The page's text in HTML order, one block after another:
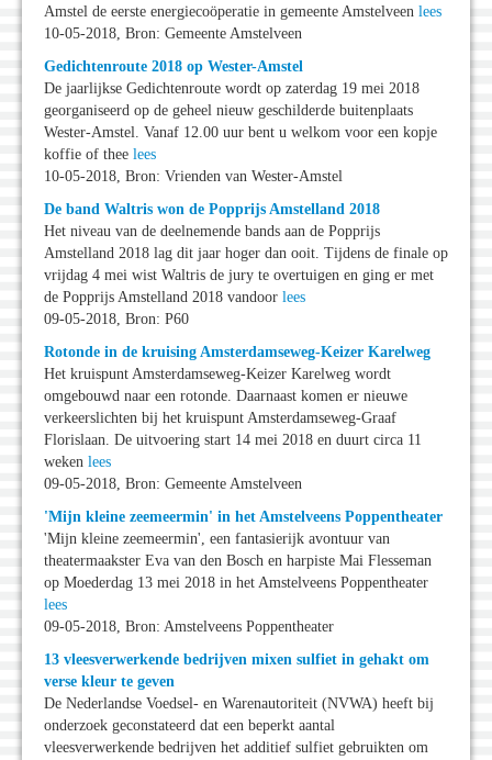
Amstel de eerste energiecoöperatie in gemeente Amstelveen lees
10-05-2018, Bron: Gemeente Amstelveen
Gedichtenroute 2018 op Wester-Amstel
De jaarlijkse Gedichtenroute wordt op zaterdag 19 mei 2018
georganiseerd op de geheel nieuw geschilderde buitenplaats
Wester-Amstel. Vanaf 12.00 uur bent u welkom voor een kopje
koffie of thee lees
10-05-2018, Bron: Vrienden van Wester-Amstel
De band Waltris won de Popprijs Amstelland 2018
Het niveau van de deelnemende bands aan de Popprijs
Amstelland 2018 lag dit jaar hoger dan ooit. Tijdens de finale op
vrijdag 4 mei wist Waltris de jury te overtuigen en ging er met
de Popprijs Amstelland 2018 vandoor lees
09-05-2018, Bron: P60
Rotonde in de kruising Amsterdamseweg-Keizer Karelweg
Het kruispunt Amsterdamseweg-Keizer Karelweg wordt
omgebouwd naar een rotonde. Daarnaast komen er nieuwe
verkeerslichten bij het kruispunt Amsterdamseweg-Graaf
Florislaan. De uitvoering start 14 mei 2018 en duurt circa 11
weken lees
09-05-2018, Bron: Gemeente Amstelveen
'Mijn kleine zeemeermin' in het Amstelveens Poppentheater
'Mijn kleine zeemeermin', een fantasierijk avontuur van
theatermaakster Eva van den Bosch en harpiste Mai Flesseman
op Moederdag 13 mei 2018 in het Amstelveens Poppentheater
lees
09-05-2018, Bron: Amstelveens Poppentheater
13 vleesverwerkende bedrijven mixen sulfiet in gehakt om
verse kleur te geven
De Nederlandse Voedsel- en Warenautoriteit (NVWA) heeft bij
onderzoek geconstateerd dat een beperkt aantal
vleesverwerkende bedrijven het additief sulfiet gebruikten om